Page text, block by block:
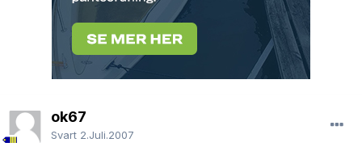
ok67
Svart 2.Juli.2007